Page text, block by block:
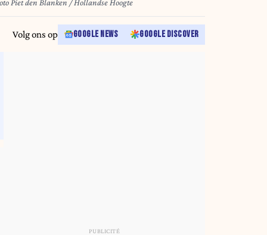
in Brussel aan het station. Foto Piet den Blanken / Hollandse Hoogte
Volg ons op GOOGLE NEWS GOOGLE DISCOVER